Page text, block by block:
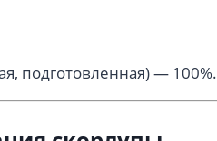
подготовленная) — 100%.